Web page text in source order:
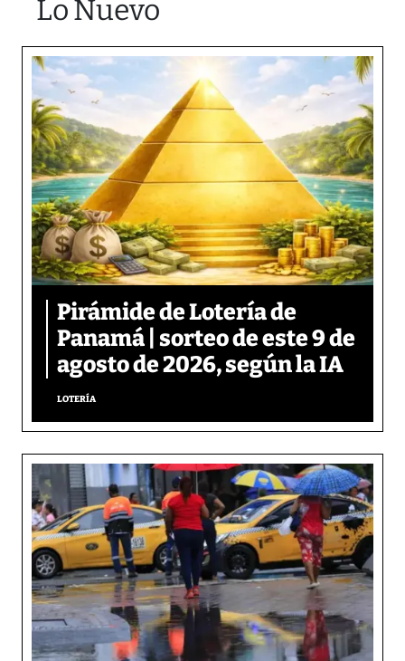
Lo Nuevo
Pirámide de Lotería de
Panamá | sorteo de este 9 de
agosto de 2026, según la IA
LOTERÍA